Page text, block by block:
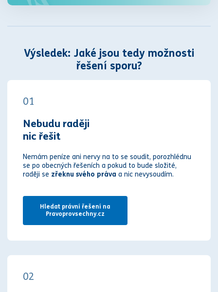
Výsledek: Jaké jsou tedy možnosti
řešení sporu?
01
Nebudu raději
nic řešit
Nemám peníze ani nervy na to se soudit, porozhlédnu
se po obecných řešeních a pokud to bude složité,
raději se zřeknu svého práva a nic nevysoudím.
Hledat právní řešení na
Pravoprovsechny.cz
02